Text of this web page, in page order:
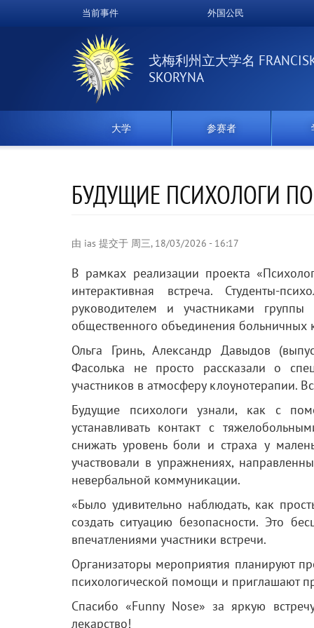
Верхнее
меню
当前事件 外国公民
戈梅利州立大学名
SKORYNA
大学 参赛者
БУДУЩИЕ ПСИХОЛОГИ
由 ias 提交于 周三, 18/03/2026 - 16:17
В рамках реализации проекта
интерактивная встреча. Студенты-
руководителем и участниками группы
общественного объединения больничных
Ольга Гринь, Александр Давыдов
Фасолька не просто рассказали о
участников в атмосферу клоунотерапии.
Будущие психологи узнали, как с
устанавливать контакт с
снижать уровень боли и страха у
участвовали в упражнениях,
невербальной коммуникации.
«Было удивительно наблюдать, как
создать ситуацию безопасности. Это
впечатлениями участники встречи.
Организаторы мероприятия планируют
психологической помощи и приглашают
Спасибо «Funny Nose» за яркую
лекарство!